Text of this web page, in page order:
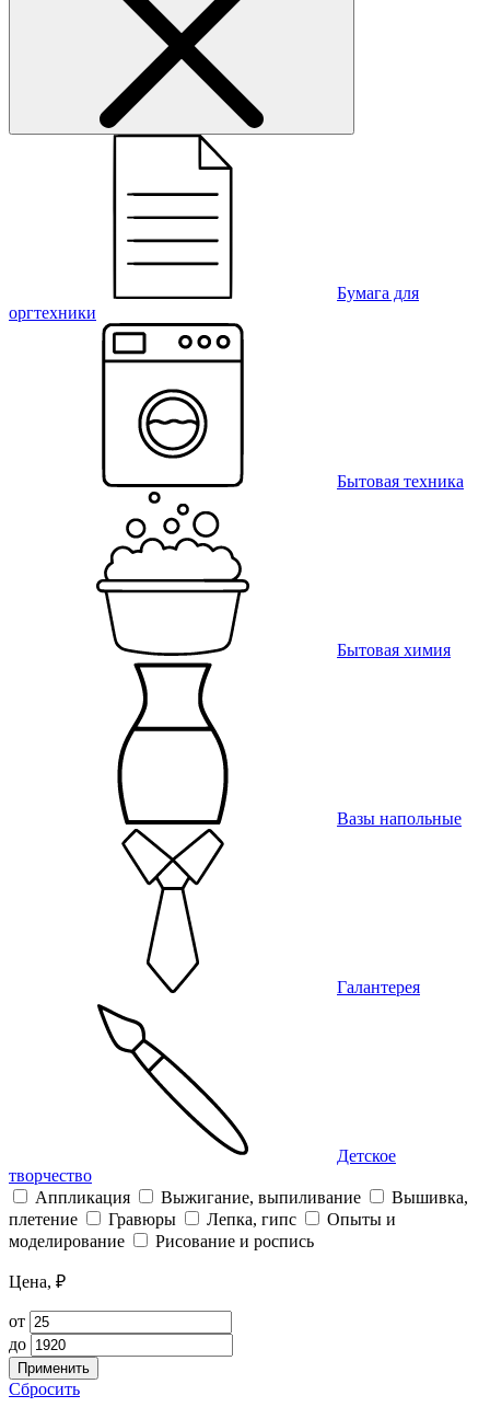
Бумага для
оргтехники
Бытовая техника
Бытовая химия
Вазы напольные
Галантерея
Детское
творчество
Аппликация
Выжигание, выпиливание
Вышивка,
плетение
Гравюры Лепка, гипс
Опыты и
моделирование
Рисование и роспись
Цена, ₽
от
до
Применить
Сбросить